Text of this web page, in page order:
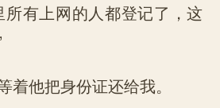
所有上网的人都登记了，这
着他把身份证还给我。